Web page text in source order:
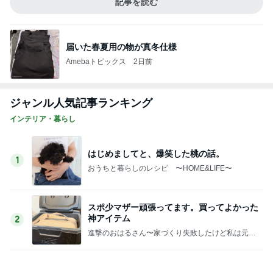
2
神アイテム
です〜
3
【2026夏ドラマ】Tシャツが乾くまで！オギ
ャちゃんとドラマ話ができる日が来るなん
て！
4
《閲覧注意！》蛇口一体型の浄水器をつけた
結果。
おうちと暮らしのレシピ 〜HOME&LIFE〜
5
家族みんな大好きな定番の冷凍食品が半額で
すー！
おうちと暮らしのレシピ 〜HOME&LIFE〜